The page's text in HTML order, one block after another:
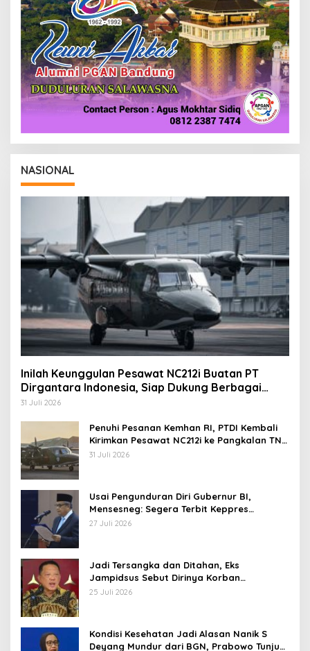
I
NASIONAL
Inilah Keunggulan Pesawat NC212i Buatan PT
Dirgantara Indonesia, Siap Dukung Berbagai
Operasi TNI
31 Juli 2026
Penuhi Pesanan Kemhan RI, PTDI Kembali
Kirimkan Pesawat NC212i ke Pangkalan TNI
AU
31 Juli 2026
Usai Pengunduran Diri Gubernur BI,
Mensesneg: Segera Terbit Keppres
Pemberhentian dengan Hormat
27 Juli 2026
Jadi Tersangka dan Ditahan, Eks
Jampidsus Sebut Dirinya Korban
Kriminalisasi
25 Juli 2026
Kondisi Kesehatan Jadi Alasan Nanik S
Deyang Mundur dari BGN, Prabowo Tunjuk